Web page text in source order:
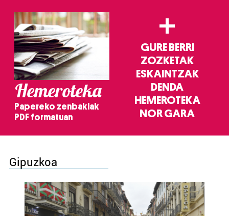
Hemeroteka
Papereko zenbakiak
PDF formatuan
+
GURE BERRI
ZOZKETAK
ESKAINTZAK
DENDA
HEMEROTEKA
NOR GARA
Gipuzkoa